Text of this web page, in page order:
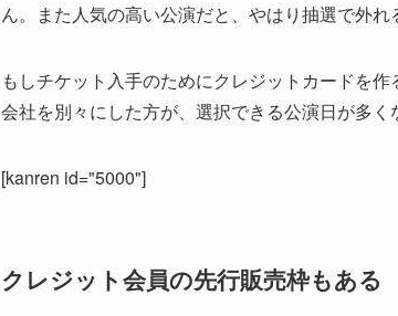
ん。また人気の高い公演だと、やはり抽選で外
もしチケット入手のためにクレジットカードを作
会社を別々にした方が、選択できる公演日が多く
[kanren id="5000"]
クレジット会員の先行販売枠もある